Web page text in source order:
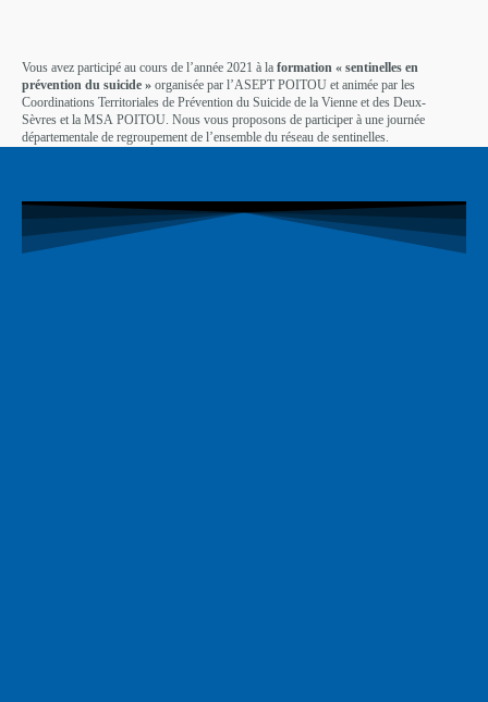
Vous avez participé au cours de l’année 2021 à la formation « sentinelles en
prévention du suicide » organisée par l’ASEPT POITOU et animée par les
Coordinations Territoriales de Prévention du Suicide de la Vienne et des Deux-
Sèvres et la MSA POITOU. Nous vous proposons de participer à une journée
départementale de regroupement de l’ensemble du réseau de sentinelles.